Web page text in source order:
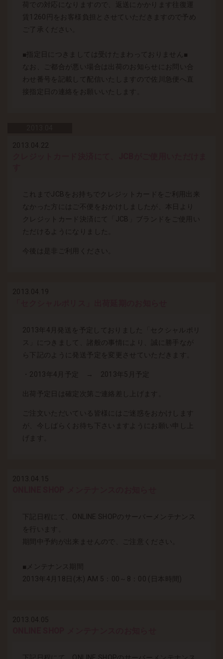
荷での対応になりますので、返送にかかります往復運
賃1260円をお客様負担とさせていただきますので予め
ご了承ください。
■指定日につきましては受けたまわっておりません■
なお、ご都合が悪い場合は出荷のお知らせにお問い合
わせ番号を記載して配信いたしますので佐川急便へ直
接指定日の連絡をお願いいたします。
2013.04.22
これまでJCBをお持ちでクレジットカードをご利用出来
なかった方にはご不便をおかけしましたが、本日より
クレジットカード決済にて「JCB」ブランドをご使用い
ただけるようになりました。
今後は是非ご利用ください。
2013.04.19
2013年4月発送を予定しておりました「セクシャルポリ
ス」につきまして、諸般の事情により、誠に勝手なが
ら下記のように発送予定を変更させていただきます。
・2013年4月予定 → 2013年5月予定
出荷予定日は確定次第ご連絡差し上げます。
ご注文いただいている皆様にはご迷惑をおかけします
が、今しばらくお待ち下さいますようにお願い申し上
げます。
2013.04.15
下記日程にて、ONLINE SHOPのサーバーメンテナンス
を行います。
期間中予約が出来ませんので、ご注意ください。
■メンテナンス期間
2013年4月18日(木) AM 5：00～8：00 (日本時間)
2013.04.05
下記日程にて、ONLINE SHOPのサーバーメンテナンス